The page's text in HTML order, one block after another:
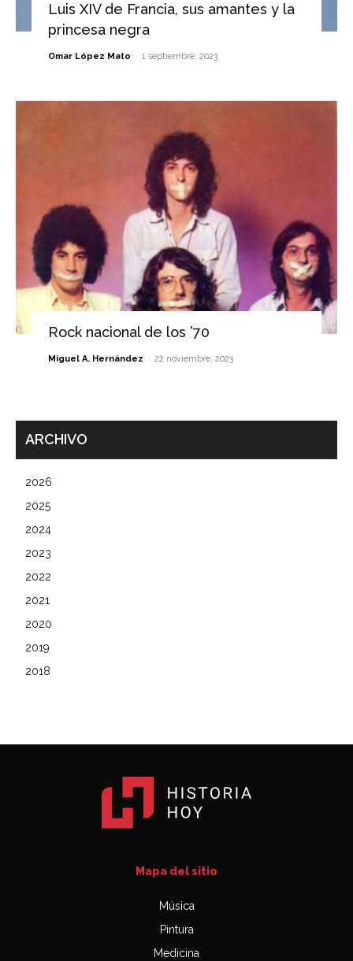
Luis XIV de Francia, sus amantes y la
princesa negra
Omar López Mato - 1 septiembre, 2023
Rock nacional de los ’70
Miguel A. Hernández - 22 noviembre, 2023
ARCHIVO
2026
2025
2024
2023
2022
2021
2020
2019
2018
Mapa del sitio
Música
Pintura
Medicina